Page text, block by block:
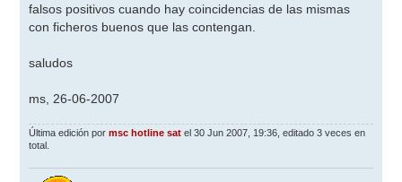
falsos positivos cuando hay coincidencias de las mismas
con ficheros buenos que las contengan.
saludos
ms, 26-06-2007
Última edición pormsc hotline sat el 30 Jun 2007, 19:36, editado 3 veces en
total.